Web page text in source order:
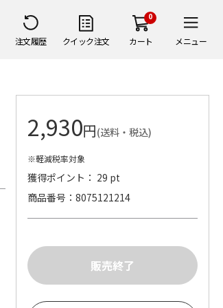
注文履歴 クイック注文
0
カート メニュー
2,930円(送料・税込)
※軽減税率対象
獲得ポイント： 29 pt
商品番号
8075121214